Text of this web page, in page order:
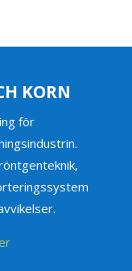
KORN
för